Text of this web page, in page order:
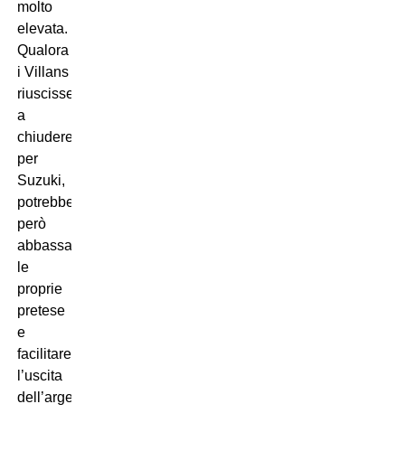
molto
elevata.
Qualora
i Villans
riuscissero
a
chiudere
per
Suzuki,
potrebbero
però
abbassare
le
proprie
pretese
e
facilitare
l’uscita
dell’argentino.